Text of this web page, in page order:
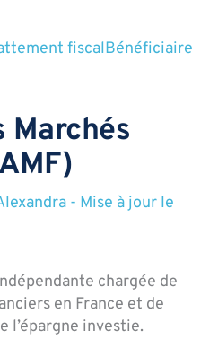
fiscalBénéficiaire
- Mise à jour le
chargée de
en France et de
l’épargne investie.